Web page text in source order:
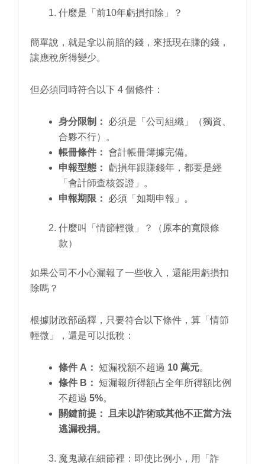
什麼是「前10年虧損扣除」？
簡單說，就是拿以前賠的錢，來抵現在賺的錢，
讓應稅所得變少。
但必須同時符合以下 4 個條件：
身分限制：
必須是「公司組織」（獨資、
合夥不行）。
帳冊條件： 會計帳冊簿據完備。
申報型態：
虧損年跟賺錢年，都要是經
「會計師查核簽證」。
申報期限：
必須「如期申報」。
什麼叫「情節輕微」？（原本的寬限條
款）
如果公司不小心漏報了一些收入，還能用虧損扣
除嗎？
根據財政部函釋，只要符合以下條件，算「情節
輕微」，還是可以抵稅：
條件 A： 短漏稅額不超過 10 萬元。
條件 B： 短漏報所得額占全年所得額比例
不超過 5%。
關鍵前提：
且未以詐術或其他不正當方法
逃漏稅捐。
魔鬼藏在細節裡：即使比例小，用「詐